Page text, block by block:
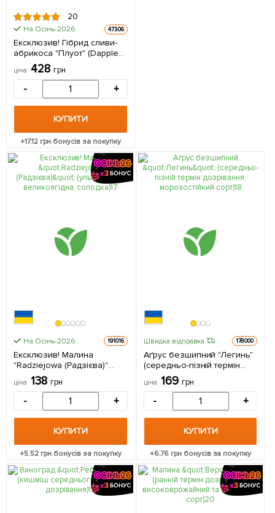
20
На Осінь-2026 47306
Ексклюзив! Гібрид сливи-
абрикоса "Плуот" (Dapple
Dandy) 1 саджанець в
упаковці
ціна 428 грн
- +
КУПИТИ
+17.12грн бонусів за покупку
На Осінь-2026 191016
Ексклюзив! Малина
"Radziejowa (Радзієва)"
(ультрарання,
великоягідна, солодка) 1
саджанець в упаковці
ціна 138 грн
- +
КУПИТИ
+5.52 грн бонусів за покупку
Швидка відправка 178000
Аґрус безшипний "Легинь"
(середньо-пізній термін
дозрівання, морозостійкий
сорт) 1 саджанець в
ціна 169 грн
- +
КУПИТИ
+6.76грн бонусів за покупку